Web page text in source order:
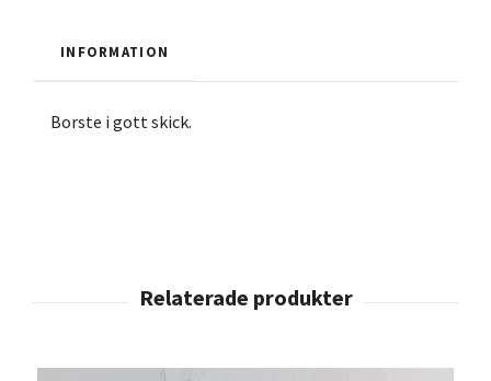
INFORMATION
Borste i gott skick.